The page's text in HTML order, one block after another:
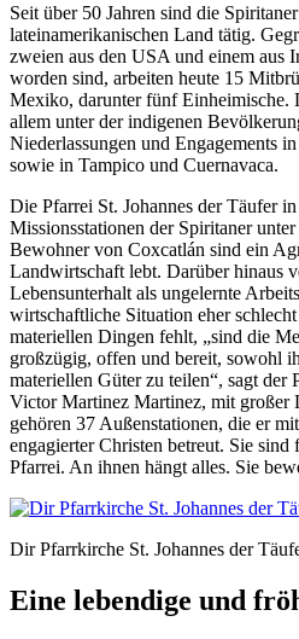
Seit über 50 Jahren sind die
lateinamerikanischen Land tätig.
zweien aus den USA und einem aus
worden sind, arbeiten heute 15
Mexiko, darunter fünf Einheimische.
allem unter der indigenen
Niederlassungen und Engagements
sowie in Tampico und Cuernavaca.
Die Pfarrei St. Johannes der Täufer
Missionsstationen der Spiritaner
Bewohner von Coxcatlán sind ein
Landwirtschaft lebt. Darüber hinaus
Lebensunterhalt als ungelernte
wirtschaftliche Situation eher
materiellen Dingen fehlt, „sind die
großzügig, offen und bereit, sowohl
materiellen Güter zu teilen“, sagt der
Victor Martinez Martinez, mit großer
gehören 37 Außenstationen, die er
engagierter Christen betreut. Sie
Pfarrei. An ihnen hängt alles. Sie
Dir Pfarrkirche St. Johannes der
Eine lebendige und